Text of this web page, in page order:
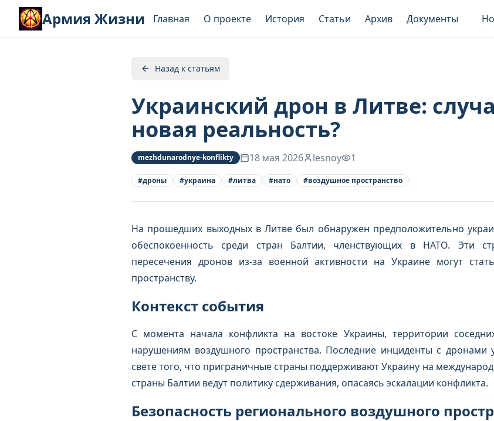
Армия Жизни Главная О проекте История Статьи Архив Документы
Назад к статьям
Украинский дрон в Литве:
новая реальность?
mezhdunarodnye-konflikty 18 мая 2026 lesnoy 1
#дроны #украина #литва #нато #воздушное пространство
На прошедших выходных в Литве был обнаружен предположительно
обеспокоенность среди стран Балтии, членствующих в НАТО. Эти
пересечения дронов из-за военной активности на Украине могут
пространству.
Контекст события
С момента начала конфликта на востоке Украины, территории
нарушениям воздушного пространства. Последние инциденты с дронами
свете того, что приграничные страны поддерживают Украину на
страны Балтии ведут политику сдерживания, опасаясь эскалации конфликта.
Безопасность регионального воздушного